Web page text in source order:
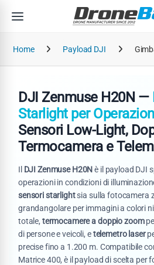
Home Payload DJI
DJI Zenmuse H20N —
Starlight per
Sensori Low-Light,
Termocamera e
Il DJI Zenmuse H20Nè il payload DJI
operazioni in condizioni di
sensori starlightsia sulla fotocamera
grandangolare per immagini a colori
totale, termocamere a doppio zoom
di persone e veicoli, etelemetro laser
precise fino a 1.200 m. Compatibile
Matrice 400, è il payload di scelta per